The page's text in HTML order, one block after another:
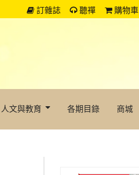
訂雜誌 聽禪 購物車
人文與教育 各期目錄 商城